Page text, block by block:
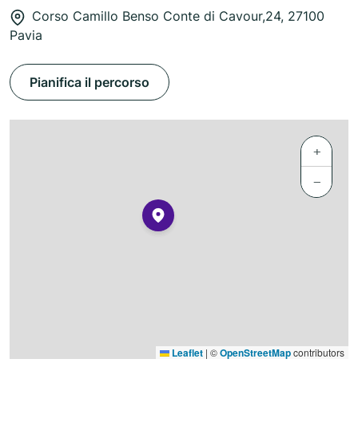
Corso Camillo Benso Conte di Cavour,24, 27100
Pavia
Pianifica il percorso
+
−
Leaflet | ©OpenStreetMapcontributors